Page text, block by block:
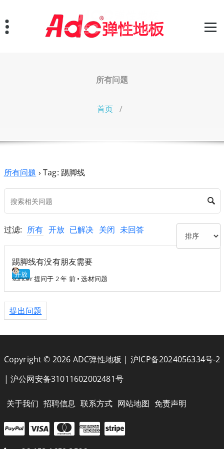
至
正
所有问题
首页 /
所有问题 › Tag: 踢脚线
过滤: 所有 开放 已解决 关闭 未回答
踢脚线有没有朋友需要
开放
suncer提问于 2 年 前•选材问题
提出问题
Copyright © 2026 ADC弹性地板 | 沪ICP备2024056334号-2
| 沪公网安备31011602002481号
关于我们 招聘信息 联系方式 网站地图 免责声明